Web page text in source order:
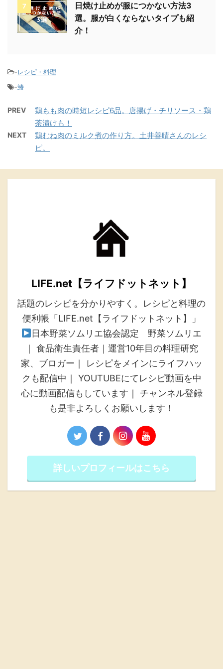
7
日焼け止めが服につかない方法3
選。服が白くならないタイプも紹
介！
-レシピ・料理
-鰆
PREV
鶏もも肉の時短レシピ6品。唐揚げ・チリソース・鶏
茶漬けも！
NEXT
鶏むね肉のミルク煮の作り方。土井善晴さんのレシ
ピ。
LIFE.net【ライフドットネット】
話題のレシピを分かりやすく。レシピと料理の
便利帳「LIFE.net【ライフドットネット】」
日本野菜ソムリエ協会認定 野菜ソムリエ
｜ 食品衛生責任者｜運営10年目の料理研究
家、ブロガー｜ レシピをメインにライフハッ
クも配信中｜ YOUTUBEにてレシピ動画を中
心に動画配信もしています｜ チャンネル登録
も是非よろしくお願いします！
詳しいプロフィールはこちら